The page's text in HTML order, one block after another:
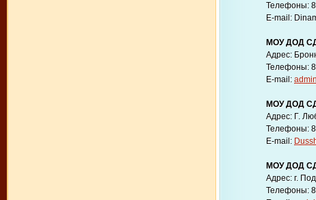
Телефоны: 8
E-mail:
МОУ ДОД
Адрес:
Телефоны: 8
E-mail:
МОУ ДОД
Адрес: Г.
Телефоны: 8
E-mail:
МОУ ДОД
Адрес: г.
Телефоны: 8